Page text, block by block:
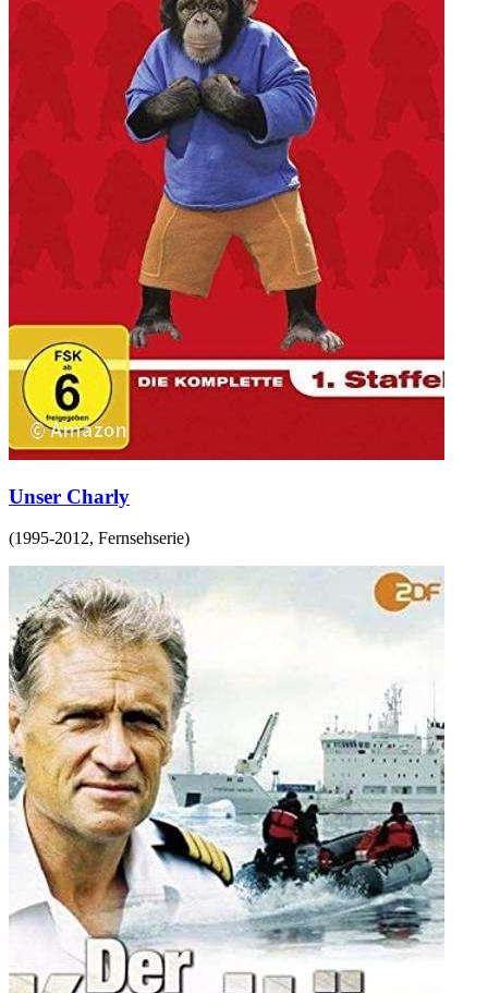
Unser Charly
(1995-2012, Fernsehserie)